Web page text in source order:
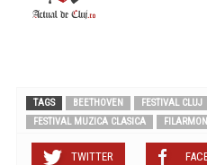
TAGS BEETHOVEN FESTIVAL CLUJ
FESTIVAL MUZICA CLASICA
TWITTER